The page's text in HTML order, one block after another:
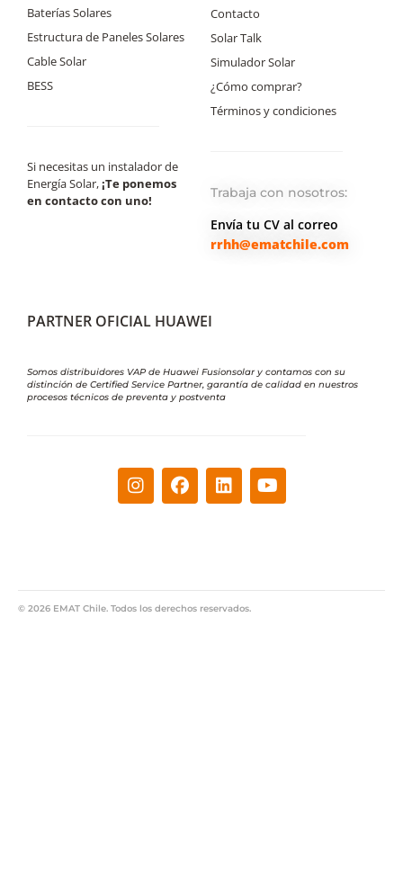
Baterías Solares
Estructura de Paneles Solares
Cable Solar
BESS
Si necesitas un instalador de
Energía Solar,¡Te ponemos
en contacto con uno!
Contacto
Solar Talk
Simulador Solar
¿Cómo comprar?
Términos y condiciones
Trabaja con nosotros:
Envía tu CV al correo
rrhh@ematchile.com
PARTNER OFICIAL HUAWEI
Somos distribuidores VAP de Huawei Fusionsolar y contamos con su
distinción de Certified Service Partner, garantía de calidad en nuestros
procesos técnicos de preventa y postventa
© 2026 EMAT Chile. Todos los derechos reservados.